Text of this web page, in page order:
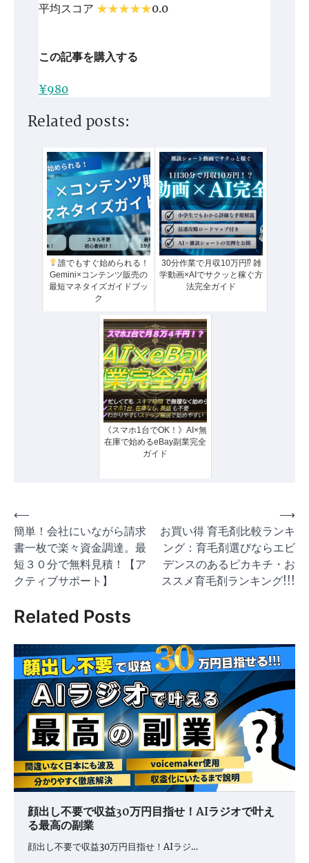
平均スコア
0.0
この記事を購入する
¥980
Related posts:
誰でもすぐ始められる！
Gemini×コンテンツ販売の
最短マネタイズガイドブッ
ク
30分作業で月収10万円⁉ 雑
学動画×AIでサクッと稼ぐ方
法完全ガイド
《スマホ1台でOK！》AI×無
在庫で始めるeBay副業完全
ガイド
投
稿
ナ
ビ
ー
シ
ョ
ン
⟵
簡単！会社にいながら請求
書一枚で楽々資金調達。最
短３０分で無料見積！【ア
クティブサポート】
お買い得 育毛剤比較ランキ
ング：育毛剤選びならエビ
デンスのあるピカキチ・お
ススメ育毛剤ランキング!!!
⟶
Related Posts
顔出し不要で収益30万円目指せ！AIラジオで叶え
る最高の副業
顔出し不要で収益30万円目指せ！AIラジ…